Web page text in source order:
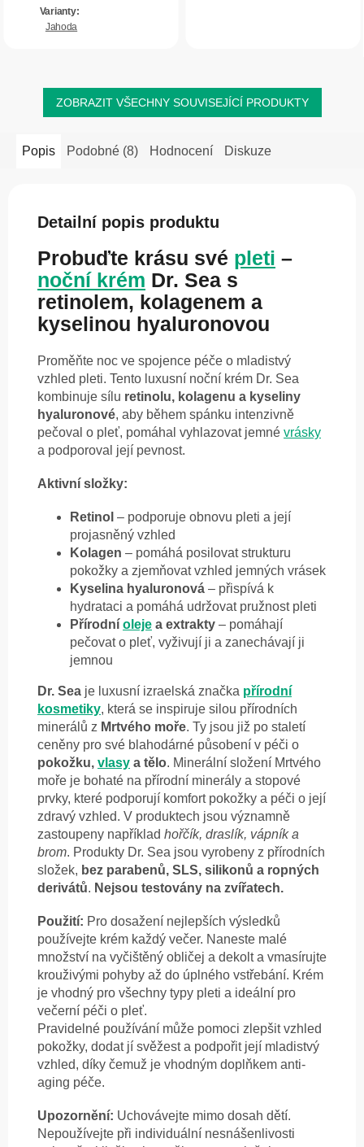
pomáhá pečovat o kvalitu vlasů,
nehtů a...
Jahoda
ZOBRAZIT VŠECHNY SOUVISEJÍCÍ PRODUKTY
Popis Podobné (8) Hodnocení Diskuze
Detailní popis produktu
Probuďte krásu své pleti –
noční krém Dr. Sea s
retinolem, kolagenem a
kyselinou hyaluronovou
Proměňte noc ve spojence péče o mladistvý
vzhled pleti. Tento luxusní noční krém Dr. Sea
kombinuje sílu retinolu, kolagenu a kyseliny
hyaluronové, aby během spánku intenzivně
pečoval o pleť, pomáhal vyhlazovat jemné vrásky
a podporoval její pevnost.
Aktivní složky:
Retinol – podporuje obnovu pleti a její
projasněný vzhled
Kolagen – pomáhá posilovat strukturu
pokožky a zjemňovat vzhled jemných vrásek
Kyselina hyaluronová – přispívá k
hydrataci a pomáhá udržovat pružnost pleti
Přírodní oleje a extrakty – pomáhají
pečovat o pleť, vyživují ji a zanechávají ji
jemnou
Dr. Sea je luxusní izraelská značka přírodní
kosmetiky, která se inspiruje silou přírodních
minerálů z Mrtvého moře. Ty jsou již po staletí
ceněny pro své blahodárné působení v péči o
pokožku, vlasy a tělo. Minerální složení Mrtvého
moře je bohaté na přírodní minerály a stopové
prvky, které podporují komfort pokožky a péči o její
zdravý vzhled. V produktech jsou významně
zastoupeny například hořčík, draslík, vápník a
brom. Produkty Dr. Sea jsou vyrobeny z přírodních
složek, bez parabenů, SLS, silikonů a ropných
derivátů. Nejsou testovány na zvířatech.
Použití: Pro dosažení nejlepších výsledků
používejte krém každý večer. Naneste malé
množství na vyčištěný obličej a dekolt a vmasírujte
krouživými pohyby až do úplného vstřebání. Krém
je vhodný pro všechny typy pleti a ideální pro
večerní péči o pleť.
Pravidelné používání může pomoci zlepšit vzhled
pokožky, dodat jí svěžest a podpořit její mladistvý
vzhled, díky čemuž je vhodným doplňkem anti-
aging péče.
Upozornění: Uchovávejte mimo dosah dětí.
Nepoužívejte při individuální nesnášenlivosti